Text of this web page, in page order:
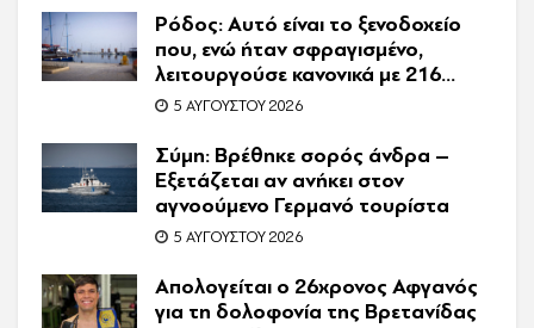
Ρόδος: Αυτό είναι το ξενοδοχείο
που, ενώ ήταν σφραγισμένο,
λειτουργούσε κανονικά με 216
πελάτες – Συνελήφθη η
5 ΑΥΓΟΎΣΤΟΥ 2026
Σύμη: Βρέθηκε σορός άνδρα –
Εξετάζεται αν ανήκει στον
αγνοούμενο Γερμανό τουρίστα
5 ΑΥΓΟΎΣΤΟΥ 2026
Απολογείται ο 26χρονος Αφγανός
για τη δολοφονία της Βρετανίδας